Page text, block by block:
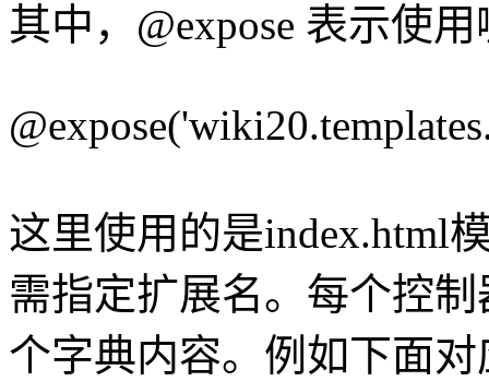
其中，@expose 表示使
这里使用的是index.html
需指定扩展名。每个控
个字典内容。例如下面